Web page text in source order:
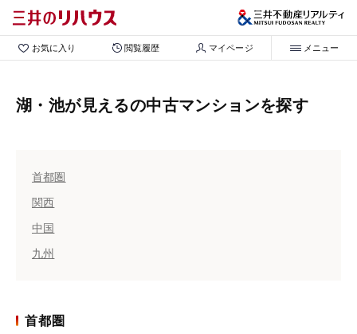
お気に入り 閲覧履歴 マイページ メニュー
湖・池が見えるの中古マンションを探す
首都圏
関西
中国
九州
首都圏